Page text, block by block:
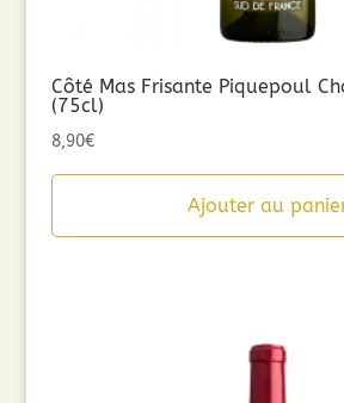
Côté Mas Frisante Piquepoul
(75cl)
8,90€
Ajouter au